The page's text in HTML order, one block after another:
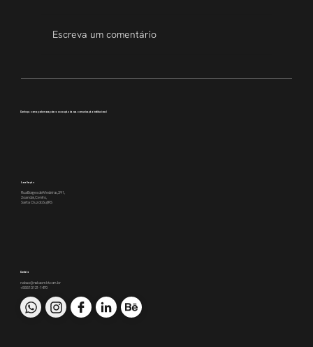
Escreva um comentário
Conheça como podemos apoiar a execução da sua comunicação institucional
Rua Borges de Medeiros, 391,
2o andar, Centro,
Santa Cruz do Sul/RS
Contato
nakao@nakaomkt.com.br
+55 51 3121-1470